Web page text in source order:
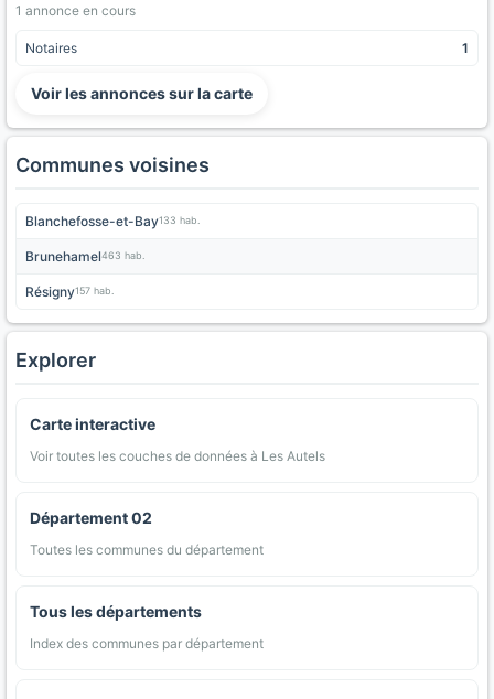
1 annonce en cours
Notaires 1
Voir les annonces sur la carte
Communes voisines
Blanchefosse-et-Bay133 hab.
Brunehamel463 hab.
Résigny157 hab.
Explorer
Carte interactive
Voir toutes les couches de données à Les Autels
Département 02
Toutes les communes du département
Tous les départements
Index des communes par département